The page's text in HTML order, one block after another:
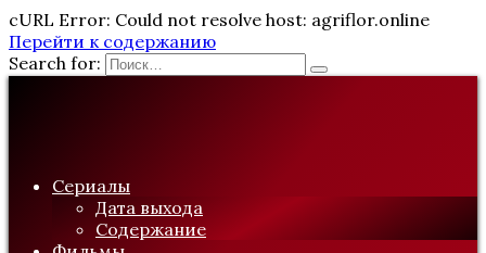
cURL Error: Could not resolve host: agriflor.online
Перейти к содержанию
Search for:
Сериалы
Дата выхода
Содержание